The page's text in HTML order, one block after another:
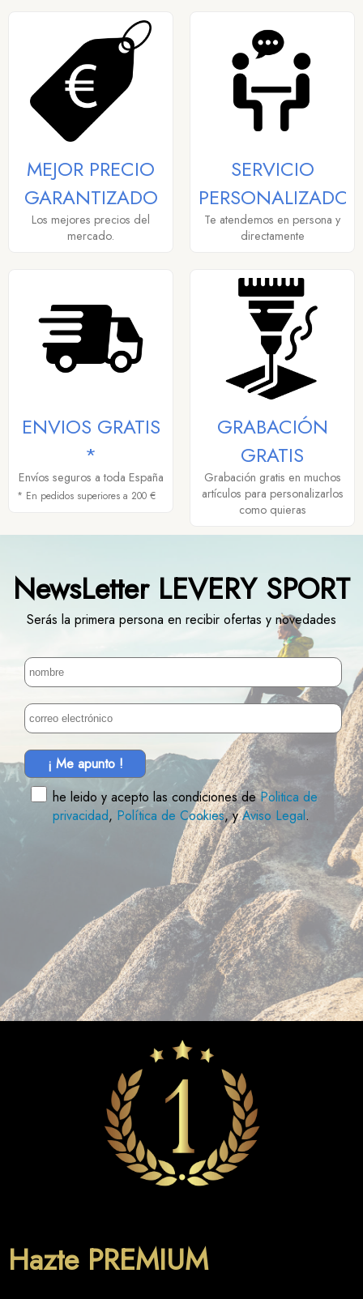
MEJOR PRECIO
GARANTIZADO
Los mejores precios del
mercado.
SERVICIO
PERSONALIZADO
Te atendemos en persona y
directamente
ENVIOS GRATIS
*
Envíos seguros a toda España
* En pedidos superiores a 200 €
GRABACIÓN
GRATIS
Grabación gratis en muchos
artículos para personalizarlos
como quieras
NewsLetter LEVERY SPORT
Serás la primera persona en recibir ofertas y novedades
¡ Me apunto !
he leido y acepto las condiciones dePolitica de
privacidad, Política de Cookies, yAviso Legal.
Hazte PREMIUM